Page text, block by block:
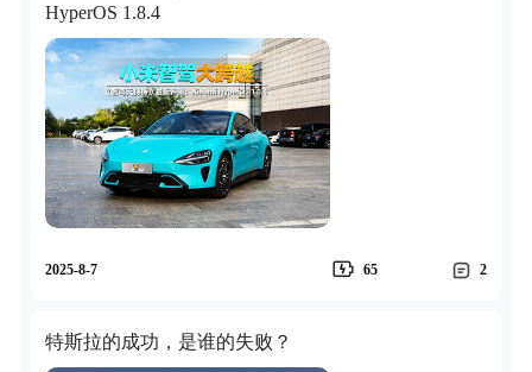
HyperOS 1.8.4
2025-8-7 65 2
特斯拉的成功，是谁的失败？